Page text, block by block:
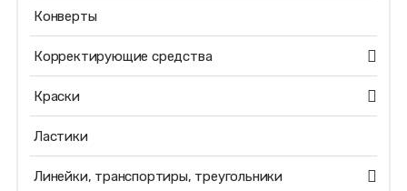
Конверты
Корректирующие средства
Краски
Ластики
Линейки, транспортиры, треугольники